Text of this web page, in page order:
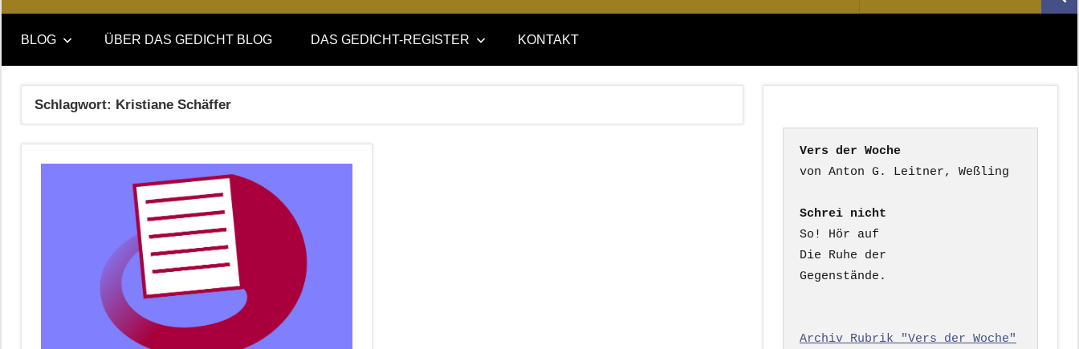
DAS
GEDICHT
blog
DAS
GEDICHT.
Zeitschrift
nach:
BLOG ÜBER DAS GEDICHT BLOG DAS GEDICHT-REGISTER KONTAKT
Schlagwort: Kristiane Schäffer
Vers der Woche
Schrei nicht
So! Hör auf
Die Ruhe der
Gegenstände.
Archiv Rubrik "Vers der Woche"